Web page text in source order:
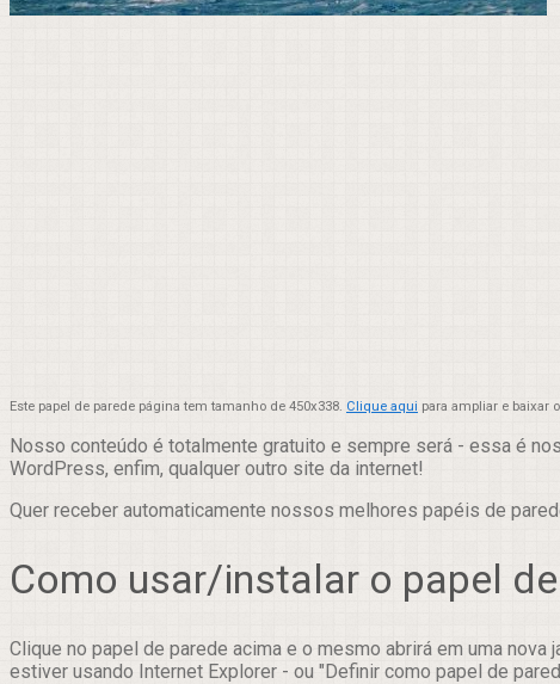
Este papel de parede página tem tamanho de 450x338. Clique aqui para ampliar e baixar
Nosso conteúdo é totalmente gratuito e sempre será - essa é
WordPress, enfim, qualquer outro site da internet!
Quer receber automaticamente nossos melhores papéis de
Como usar/instalar o papel
Clique no papel de parede acima e o mesmo abrirá em uma
estiver usando Internet Explorer - ou "Definir como papel de